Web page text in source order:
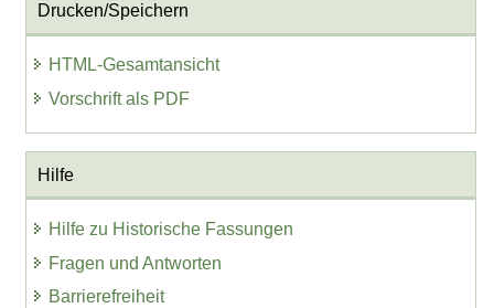
Drucken/Speichern
HTML-Gesamtansicht
Vorschrift als PDF
Hilfe
Hilfe zu Historische Fassungen
Fragen und Antworten
Barrierefreiheit